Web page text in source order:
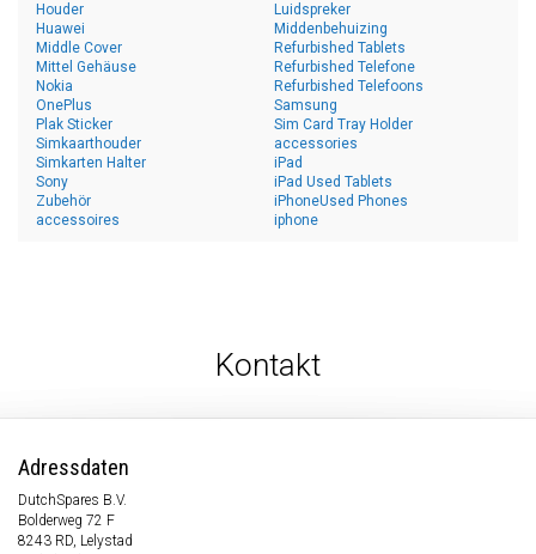
Houder
Huawei
Luidspreker
Middenbehuizing
Middle Cover
Mittel Gehäuse
Nokia
OnePlus
Plak Sticker
Refurbished Tablets
Refurbished Telefone
Refurbished Telefoons
Samsung
Sim Card Tray Holder
Simkaarthouder
Simkarten Halter
Sony
Zubehör
accessoires
accessories
iPad
iPad Used Tablets
iPhoneUsed Phones
iphone
Kontakt
Adressdaten
DutchSpares B.V.
Bolderweg 72 F
8243 RD, Lelystad